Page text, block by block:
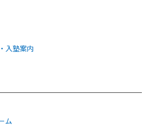
入塾案内
ム